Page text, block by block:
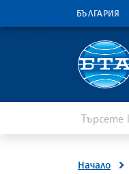
БЪЛГАРИЯ
Начало